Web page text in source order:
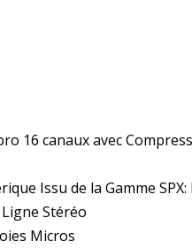
16 canaux avec
Issu de la Gamme
Stéréo
Micros